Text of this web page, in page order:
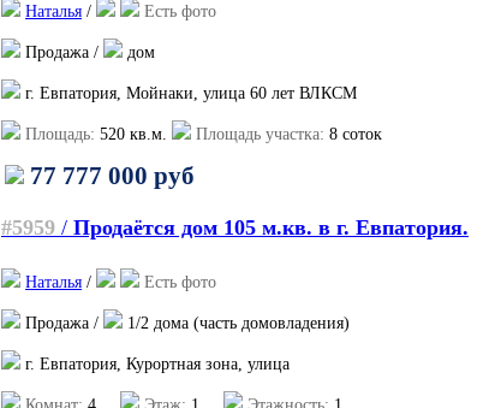
Наталья / Есть фото
Продажа / дом
г. Евпатория, Мойнаки, улица 60 лет ВЛКСМ
Площадь: 520 кв.м. Площадь участка: 8 соток
77 777 000 руб
#5959 / Продаётся дом 105 м.кв. в г. Евпатория.
Наталья / Есть фото
Продажа / 1/2 дома (часть домовладения)
г. Евпатория, Курортная зона, улица